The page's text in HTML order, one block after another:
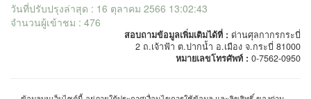
วันที่ปรับปรุงล่าสุด : 16 ตุลาคม 2566 13:02:43
จำนวนผู้เข้าชม : 476
สอบถามข้อมูลเพิ่มเติมได้ที่ : ด่านศุลกากรกระบี่
2 ถ.เจ้าฟ้า ต.ปากน้ำ อ.เมือง จ.กระบี่ 81000
หมายเลขโทรศัพท์ : 0-7562-0950